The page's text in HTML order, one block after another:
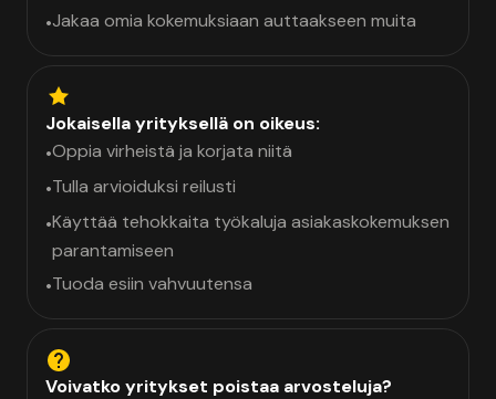
•Jakaa omia kokemuksiaan auttaakseen muita
Jokaisella yrityksellä on oikeus:
•Oppia virheistä ja korjata niitä
•Tulla arvioiduksi reilusti
•Käyttää tehokkaita työkaluja asiakaskokemuksen
parantamiseen
•Tuoda esiin vahvuutensa
Voivatko yritykset poistaa arvosteluja?